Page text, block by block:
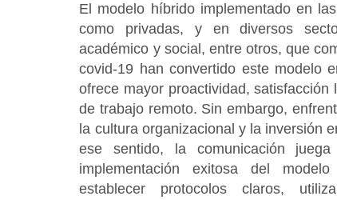
El modelo híbrido implementado en
como privadas, y en diversos
académico y social, entre otros, que
covid-19 han convertido este modelo
ofrece mayor proactividad, satisfacción
de trabajo remoto. Sin embargo,
la cultura organizacional y la inversión
ese sentido, la comunicación
implementación exitosa del
establecer protocolos claros,